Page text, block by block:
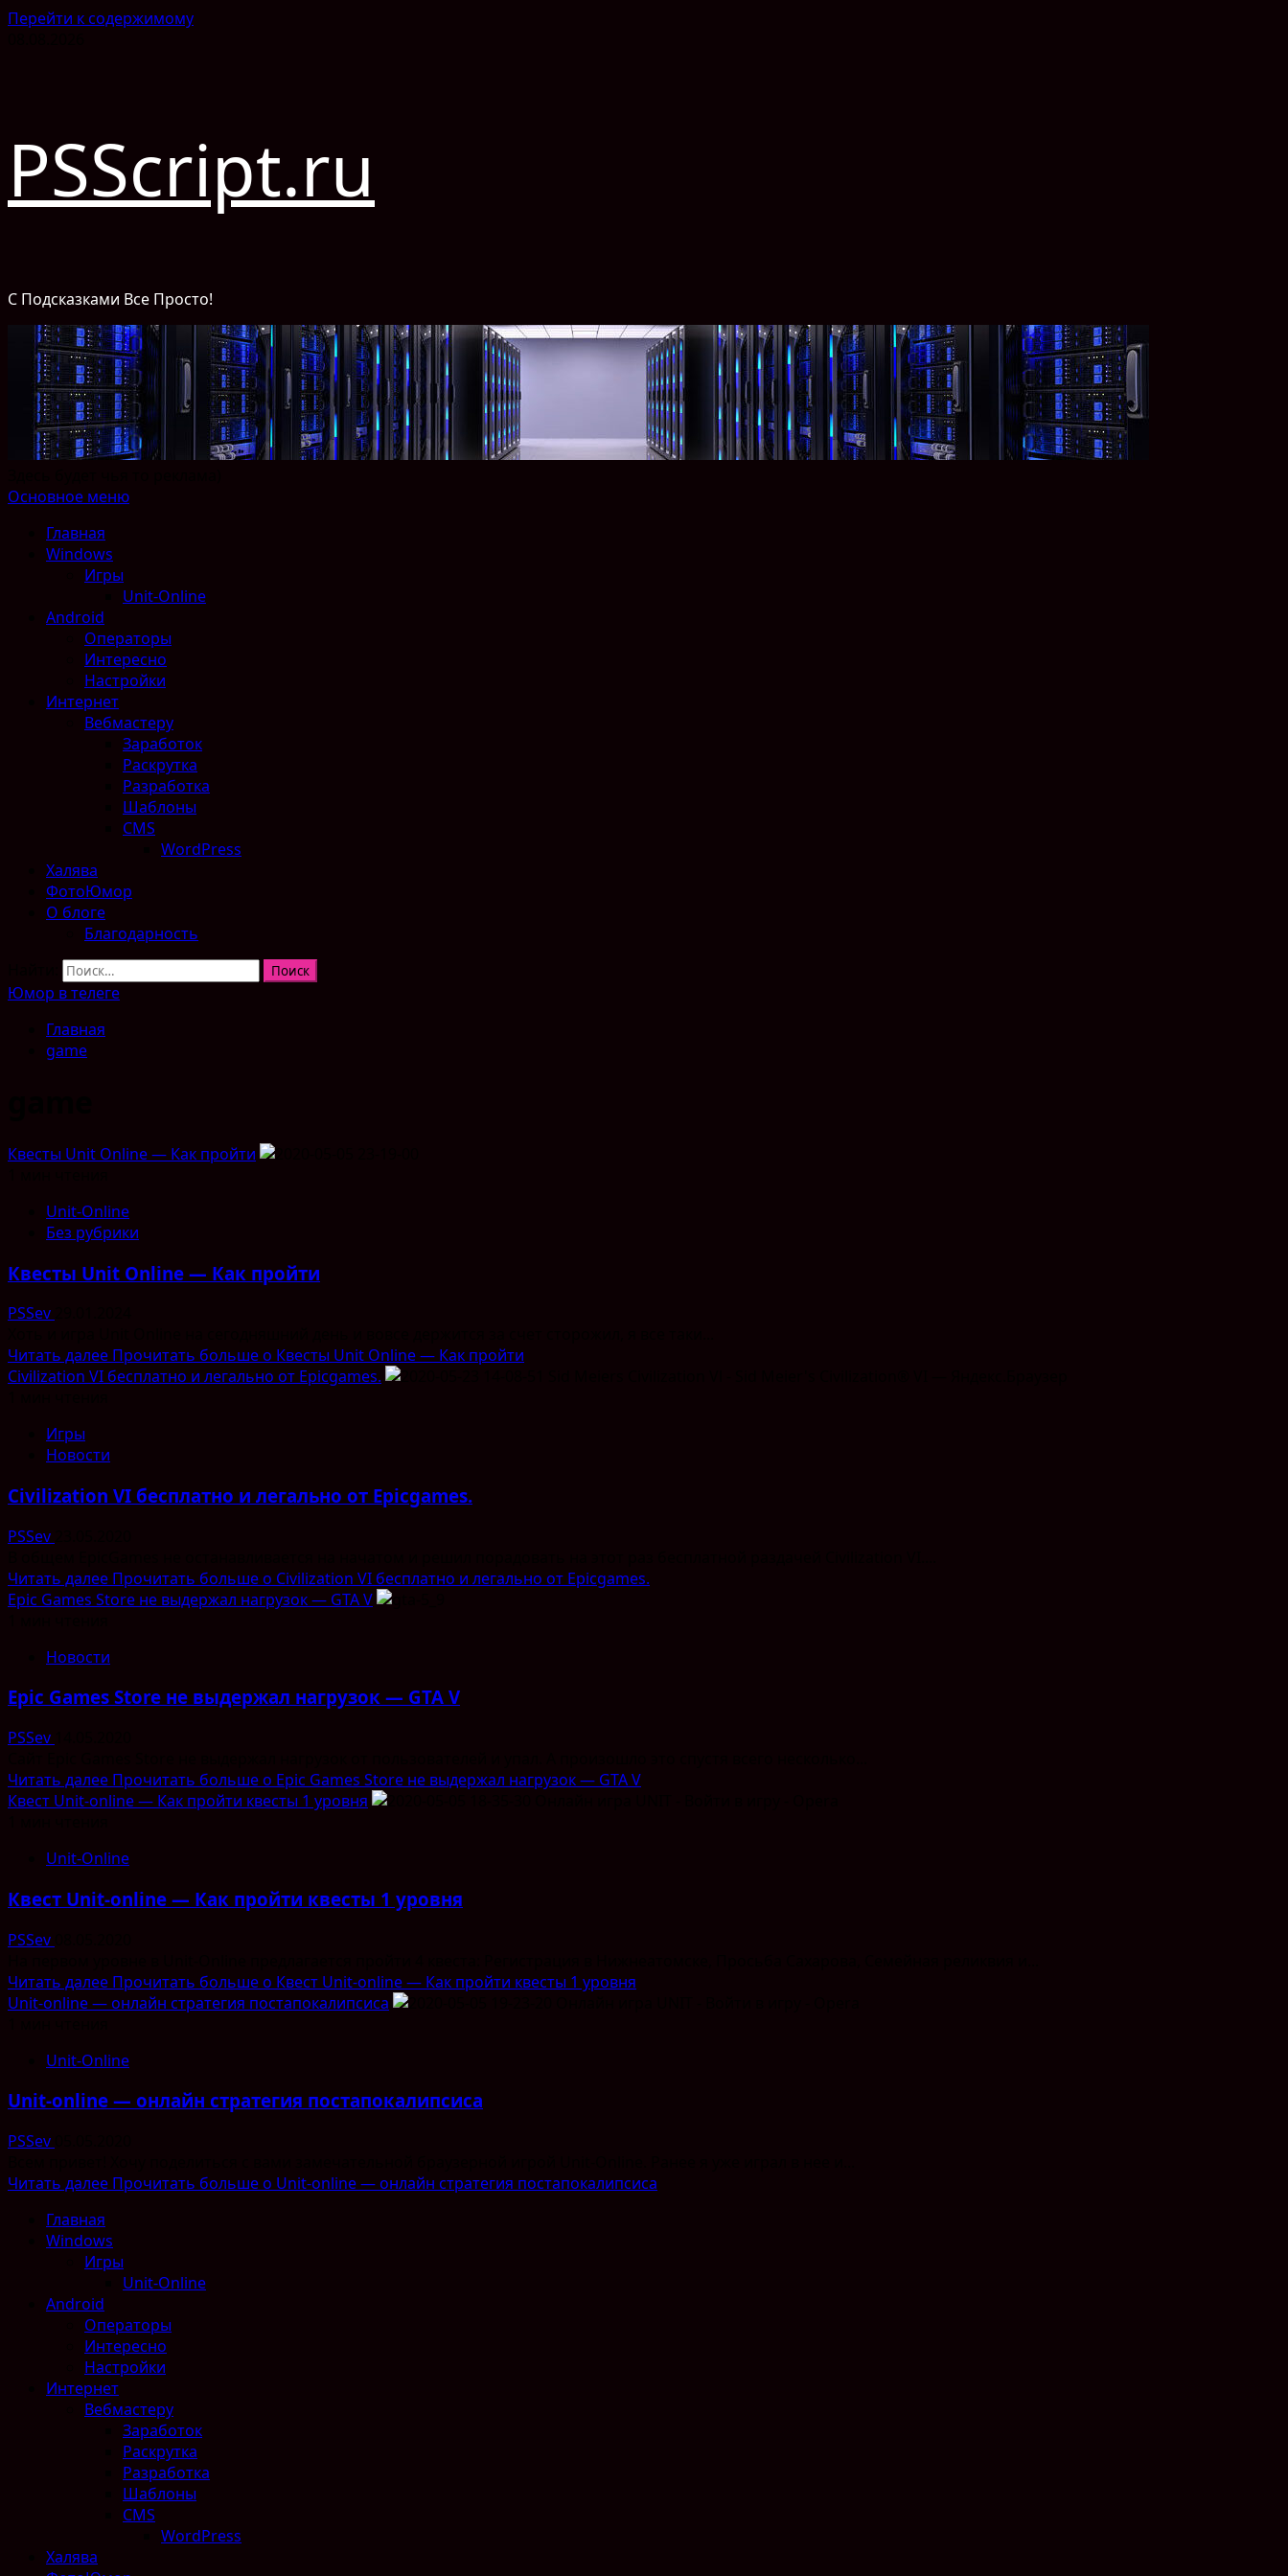
Перейти к содержимому
PSScript.ru
С Подсказками Все Просто!
Основное меню
Главная
Windows
Игры
Unit-Online
Android
Операторы
Интересно
Настройки
Интернет
Вебмастеру
Заработок
Раскрутка
Разработка
Шаблоны
CMS
WordPress
Халява
ФотоЮмор
О блоге
Благодарность
Юмор в телеге
Главная
game
Квесты Unit Online — Как пройти
Unit-Online
Без рубрики
Квесты Unit Online — Как пройти
PSSev
Читать далее Прочитать больше о Квесты Unit Online — Как пройти
Civilization VI бесплатно и легально от Epicgames.
Игры
Новости
Civilization VI бесплатно и легально от Epicgames.
PSSev
Читать далее Прочитать больше о Civilization VI бесплатно и легально от Epicgames.
Epic Games Store не выдержал нагрузок — GTA V
Новости
Epic Games Store не выдержал нагрузок — GTA V
PSSev
Читать далее Прочитать больше о Epic Games Store не выдержал нагрузок — GTA V
Квест Unit-online — Как пройти квесты 1 уровня
Unit-Online
Квест Unit-online — Как пройти квесты 1 уровня
PSSev
Читать далее Прочитать больше о Квест Unit-online — Как пройти квесты 1 уровня
Unit-online — онлайн стратегия постапокалипсиса
Unit-Online
Unit-online — онлайн стратегия постапокалипсиса
PSSev
Читать далее Прочитать больше о Unit-online — онлайн стратегия постапокалипсиса
Главная
Windows
Игры
Unit-Online
Android
Операторы
Интересно
Настройки
Интернет
Вебмастеру
Заработок
Раскрутка
Разработка
Шаблоны
CMS
WordPress
Халява